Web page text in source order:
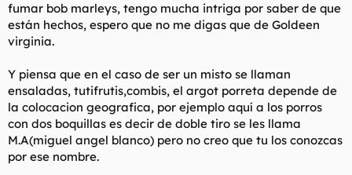
fumar bob marleys, tengo mucha intriga por saber de que
están hechos, espero que no me digas que de Goldeen
virginia.
Y piensa que en el caso de ser un misto se llaman
ensaladas, tutifrutis,combis, el argot porreta depende de
la colocacion geografica, por ejemplo aquí a los porros
con dos boquillas es decir de doble tiro se les llama
M.A(miguel angel blanco) pero no creo que tu los conozcas
por ese nombre.